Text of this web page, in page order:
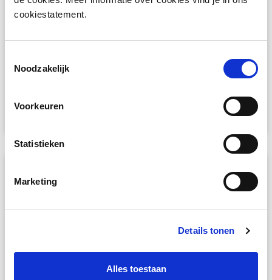
cookiestatement.
Noodzakelijk
Voorkeuren
Statistieken
Marketing
Details tonen
Alles toestaan
optimaal en flexibel gebruik maken van lockers:
voordelen, en één van de grootste voordelen is dat
u volledig ontzorgd wordt op het gebied van ICT.
LEES VERDER »
PRODUCTNIEUWS